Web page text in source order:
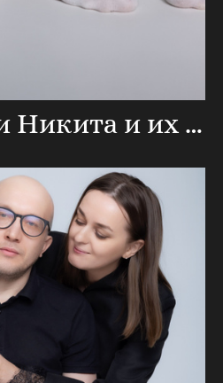
Маргарита и Никита и их сфинксы